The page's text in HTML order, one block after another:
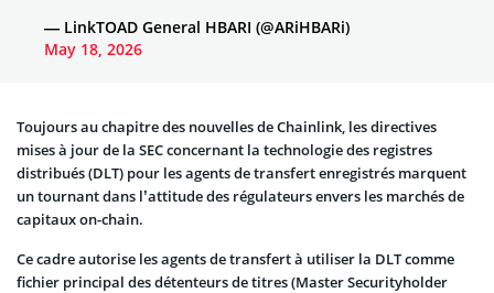
— LinkTOAD General HBARI (@ARiHBARi)
May 18, 2026
Toujours au chapitre des nouvelles de Chainlink, les directives
mises à jour de la SEC concernant la technologie des registres
distribués (DLT) pour les agents de transfert enregistrés marquent
un tournant dans l’attitude des régulateurs envers les marchés de
capitaux on-chain.
Ce cadre autorise les agents de transfert à utiliser la DLT comme
fichier principal des détenteurs de titres (Master Securityholder